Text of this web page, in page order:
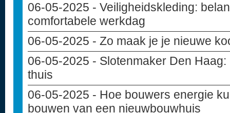
06-05-2025 - Veiligheidskleding:
comfortabele werkdag
06-05-2025 - Zo maak je je nieuwe
06-05-2025 - Slotenmaker Den
thuis
06-05-2025 - Hoe bouwers energie
bouwen van een nieuwbouwhuis